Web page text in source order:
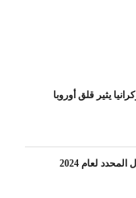
يثير قلق أوروبا
لعام 2024